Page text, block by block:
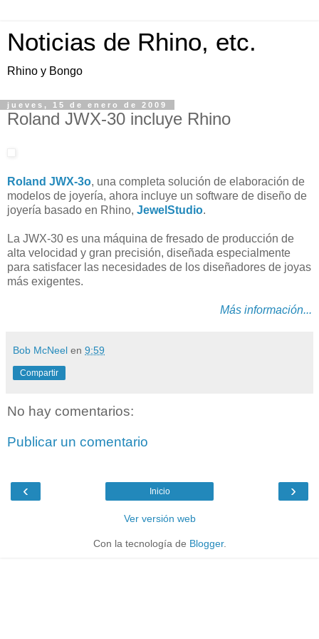
Noticias de Rhino, etc.
Rhino y Bongo
jueves, 15 de enero de 2009
Roland JWX-30 incluye Rhino
Roland JWX-3o, una completa solución de elaboración de
modelos de joyería, ahora incluye un software de diseño de
joyería basado en Rhino, JewelStudio.
La JWX-30 es una máquina de fresado de producción de
alta velocidad y gran precisión, diseñada especialmente
para satisfacer las necesidades de los diseñadores de joyas
más exigentes.
Más información...
Bob McNeel en 9:59
Compartir
No hay comentarios:
Publicar un comentario
‹ ›
Inicio
Ver versión web
Con la tecnología de Blogger.